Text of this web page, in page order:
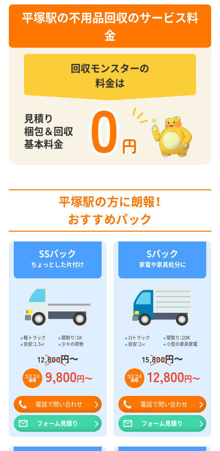
平塚駅の不用品回収のサービス料
金
回収モンスターの
料金は
見積り
梱包＆回収
基本料金
0円
平塚駅の方に朗報！
おすすめパック
SSパック
ちょっとした片付け
軽トラック
間取り：1K
目安：1.5㎥
少々の荷物
12,800円〜
コミコミ
価格 9,800円〜
電話で問い合わせ
フォーム見積り
Sパック
家電や家具処分に
1tトラック
間取り：1DK
目安：2㎥
小型の家具家電
15,800円〜
コミコミ
価格 12,800円〜
電話で問い合わせ
フォーム見積り